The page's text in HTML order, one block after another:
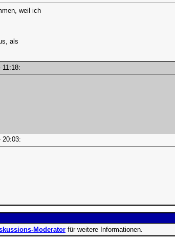
weil ich
als
11:18:
20:03:
Moderator für weitere Informationen.